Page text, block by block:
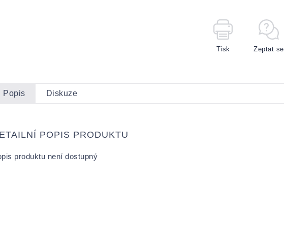
Tisk Zeptat se
Popis Diskuze
POPIS PRODUKTU
produktu není dostupný